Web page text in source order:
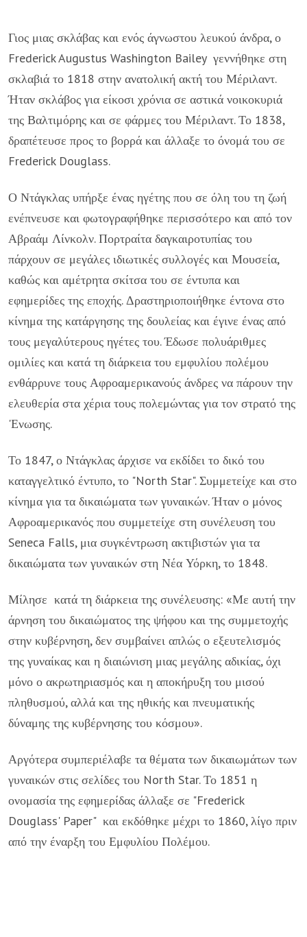
Γιος μιας σκλάβας και ενός άγνωστου λευκού άνδρα, ο
Frederick Augustus Washington Bailey γεννήθηκε στη
σκλαβιά το 1818 στην ανατολική ακτή του Μέριλαντ.
Ήταν σκλάβος για είκοσι χρόνια σε αστικά νοικοκυριά
της Βαλτιμόρης και σε φάρμες του Μέριλαντ. Το 1838,
δραπέτευσε προς το βορρά και άλλαξε το όνομά του σε
Frederick Douglass.
Ο Ντάγκλας υπήρξε ένας ηγέτης που σε όλη του τη ζωή
ενέπνευσε και φωτογραφήθηκε περισσότερο και από τον
Αβραάμ Λίνκολν. Πορτραίτα δαγκαιροτυπίας του
πάρχουν σε μεγάλες ιδιωτικές συλλογές και Μουσεία,
καθώς και αμέτρητα σκίτσα του σε έντυπα και
εφημερίδες της εποχής. Δραστηριοποιήθηκε έντονα στο
κίνημα της κατάργησης της δουλείας και έγινε ένας από
τους μεγαλύτερους ηγέτες του. Έδωσε πολυάριθμες
ομιλίες και κατά τη διάρκεια του εμφυλίου πολέμου
ενθάρρυνε τους Αφροαμερικανούς άνδρες να πάρουν την
ελευθερία στα χέρια τους πολεμώντας για τον στρατό της
'Ενωσης.
Το 1847, ο Ντάγκλας άρχισε να εκδίδει το δικό του
καταγγελτικό έντυπο, το "North Star". Συμμετείχε και στο
κίνημα για τα δικαιώματα των γυναικών. Ήταν ο μόνος
Αφροαμερικανός που συμμετείχε στη συνέλευση του
Seneca Falls, μια συγκέντρωση ακτιβιστών για τα
δικαιώματα των γυναικών στη Νέα Υόρκη, το 1848.
Μίλησε κατά τη διάρκεια της συνέλευσης: «Με αυτή την
άρνηση του δικαιώματος της ψήφου και της συμμετοχής
στην κυβέρνηση, δεν συμβαίνει απλώς ο εξευτελισμός
της γυναίκας και η διαιώνιση μιας μεγάλης αδικίας, όχι
μόνο ο ακρωτηριασμός και η αποκήρυξη του μισού
πληθυσμού, αλλά και της ηθικής και πνευματικής
δύναμης της κυβέρνησης του κόσμου».
Αργότερα συμπεριέλαβε τα θέματα των δικαιωμάτων των
γυναικών στις σελίδες του North Star. Το 1851 η
ονομασία της εφημερίδας άλλαξε σε "Frederick
Douglass' Paper" και εκδόθηκε μέχρι το 1860, λίγο πριν
από την έναρξη του Εμφυλίου Πολέμου.